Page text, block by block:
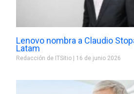
Lenovo nombra a Claudio
Latam
Redacción de ITSitio 16 de junio 2026